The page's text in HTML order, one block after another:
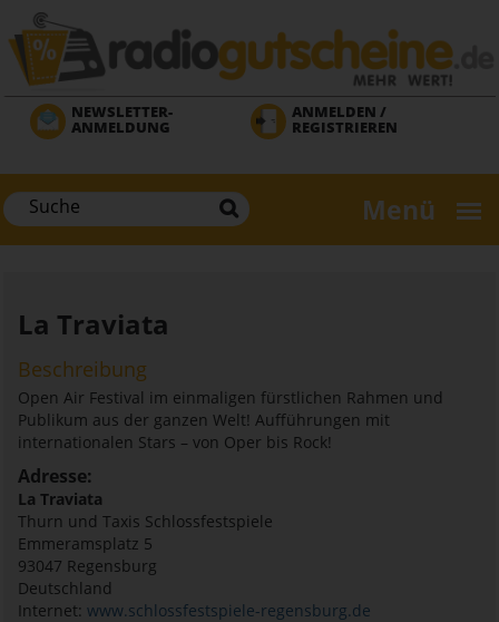
Direkt
zum
Inhalt
NEWSLETTER-
ANMELDUNG
ANMELDEN /
REGISTRIEREN
Menü
La Traviata
Beschreibung
Open Air Festival im einmaligen fürstlichen Rahmen und
Publikum aus der ganzen Welt! Aufführungen mit
internationalen Stars – von Oper bis Rock!
Adresse:
La Traviata
Thurn und Taxis Schlossfestspiele
Emmeramsplatz 5
93047 Regensburg
Deutschland
Internet: www.schlossfestspiele-regensburg.de